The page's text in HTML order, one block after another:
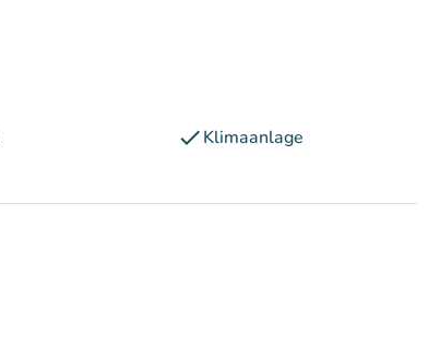
checkKlimaanlage